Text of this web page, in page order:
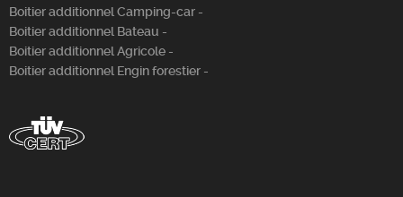
Boitier additionnel Camping-car -
Boitier additionnel Bateau -
Boitier additionnel Agricole -
Boitier additionnel Engin forestier -